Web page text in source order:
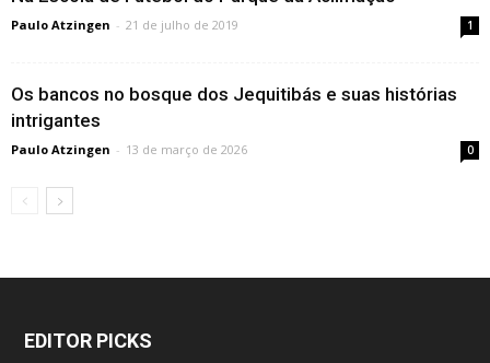
Paulo Atzingen - 21 de julho de 2019 1
Os bancos no bosque dos Jequitibás e suas histórias
intrigantes
Paulo Atzingen - 13 de março de 2026 0
EDITOR PICKS